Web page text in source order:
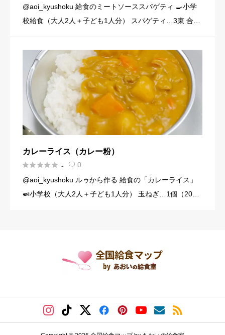
@aoi_kyushoku 給食のミートソーススパゲティ 🍳小学
校給食（大人2人＋子ども1人分） スパゲティ…3束 合い
（120g） にんにくチューブ…少々（1 […]
カレーライス（カレー粉）
 -  0
@aoi_kyushoku ルゥから作る 給食の「カレーライス」
🍛小学校（大人2人＋子ども1人分） 玉ねぎ…1個（200